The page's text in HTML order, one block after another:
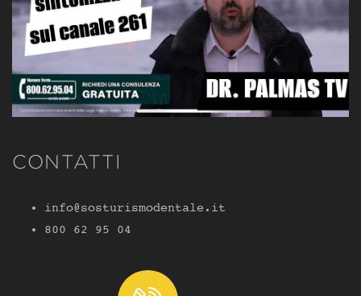
CONTATTI
info@sosturismodentale.it
800 62 95 04